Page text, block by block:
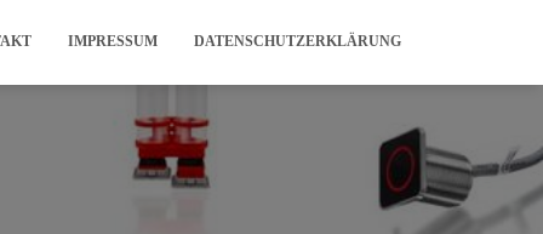
IMPRESSUM DATENSCHUTZERKLÄRUNG